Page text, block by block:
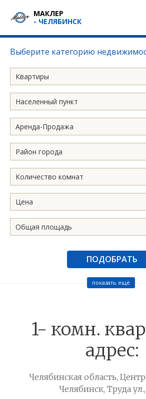
МАКЛЕР
- ЧЕЛЯБИНСК
Выберите категорию
Квартиры
Населенный пункт
Аренда-Продажа
Район города
Количество комнат
Цена
Общая площадь
ПОДОБРАТЬ
показать ещё
1- комн.
адрес:
Челябинская область,
Челябинск, Труда ул.,